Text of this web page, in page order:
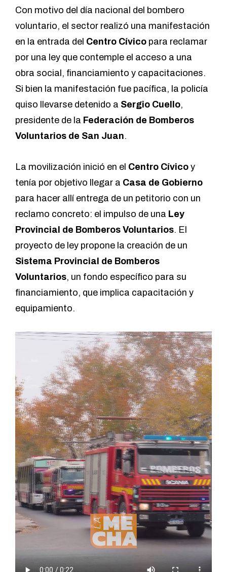
Con motivo del día nacional del bombero
voluntario, el sector realizó una manifestación
en la entrada del Centro Cívico para reclamar
por una ley que contemple el acceso a una
obra social, financiamiento y capacitaciones.
Si bien la manifestación fue pacífica, la policía
quiso llevarse detenido a Sergio Cuello,
presidente de la Federación de Bomberos
Voluntarios de San Juan.
La movilización inició en el Centro Cívico y
tenía por objetivo llegar a Casa de Gobierno
para hacer allí entrega de un petitorio con un
reclamo concreto: el impulso de una Ley
Provincial de Bomberos Voluntarios. El
proyecto de ley propone la creación de un
Sistema Provincial de Bomberos
Voluntarios, un fondo específico para su
financiamiento, que implica capacitación y
equipamiento.